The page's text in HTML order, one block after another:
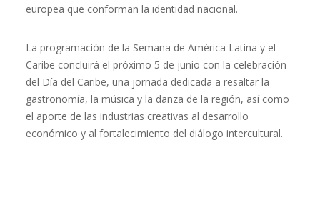
europea que conforman la identidad nacional.
La programación de la Semana de América Latina y el
Caribe concluirá el próximo 5 de junio con la celebración
del Día del Caribe, una jornada dedicada a resaltar la
gastronomía, la música y la danza de la región, así como
el aporte de las industrias creativas al desarrollo
económico y al fortalecimiento del diálogo intercultural.